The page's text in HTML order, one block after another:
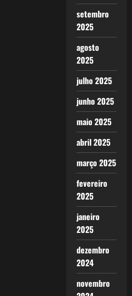
setembro
2025
agosto
2025
julho 2025
junho 2025
maio 2025
abril 2025
março 2025
fevereiro
2025
janeiro
2025
dezembro
2024
novembro